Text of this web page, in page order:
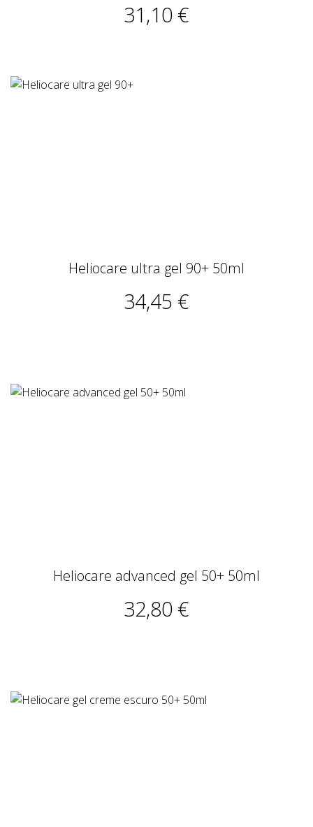
31,10 €
Heliocare ultra gel 90+ 50ml
34,45 €
Heliocare advanced gel 50+ 50ml
32,80 €